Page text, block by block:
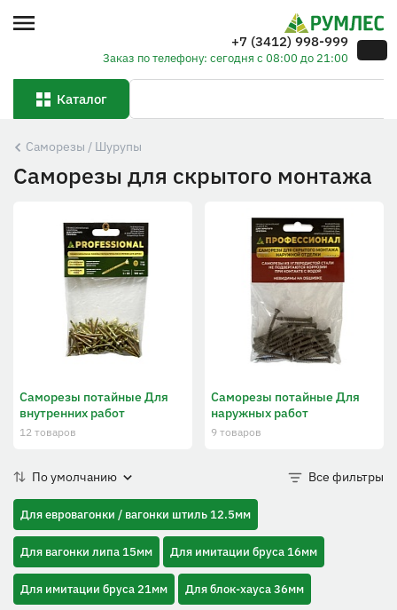
+7 (3412) 998-999
Заказ по телефону: сегодня с 08:00 до 21:00
Каталог
Саморезы / Шурупы
Саморезы для скрытого монтажа
Саморезы потайные Для
внутренних работ
12 товаров
Саморезы потайные Для
наружных работ
9 товаров
По умолчанию Все фильтры
Для евровагонки / вагонки штиль 12.5мм
Для вагонки липа 15мм Для имитации бруса 16мм
Для имитации бруса 21мм Для блок-хауса 36мм